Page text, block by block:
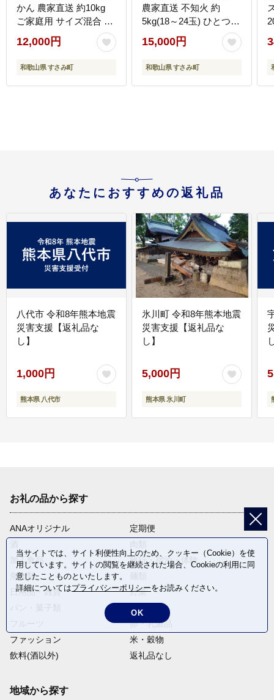
かん 農家直送 約10kg
ご家庭用 サイズ混合 み
かん ミカン 果物 フルー
ツ 訳ありみかん 和歌山
オレンジ 有田ミカン 蜜
【nuk138H】
12,000円
和歌山県 すさみ町
農家直送 不知火 約
5kg(18～24玉) ひとつひ
とつ手選別で厳選
【2027年2月中旬～3月
下旬頃発送予定】 不知
フルーツ 柑橘 予約
15,000円
和歌山県 すさみ町
あなたにおすすめの返礼品
八代市 令和8年熊本地震
災害支援【返礼品な
し】
1,000円
熊本県 八代市
氷川町 令和8年熊本地震
災害支援【返礼品な
し】
5,000円
熊本県 氷川町
お礼の品から探す
ANAオリジナル
定期便
加工食品
旅行・宿泊・体験
魚介類
日用品・雑貨
野菜
電化製品
卵・乳製品
ファッション
米・穀物
飲料(酒以外)
返礼品なし
地域から探す
当サイトでは、サイト利便性向上のため、クッキー（Cookie）を使
用しています。サイトの閲覧を継続された場合、Cookieの利用に同
意したことものといたします。
詳細についてはプライバシーポリシーをお読みください。
OK